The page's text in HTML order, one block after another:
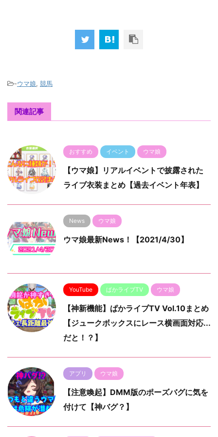
-ウマ娘, 競馬
関連記事
おすすめ イベント ウマ娘
【ウマ娘】リアルイベントで披露された
ライブ衣装まとめ【過去イベント年表】
News ウマ娘
ウマ娘最新News！【2021/4/30】
YouTube ぱかライブTV ウマ娘
【神新機能】ぱかライブTV Vol.10まとめ
【ジュークボックスにレース横画面対応...
だと！？】
アプリ ウマ娘
【注意喚起】DMM版のポーズバグに気を
付けて【神バグ？】